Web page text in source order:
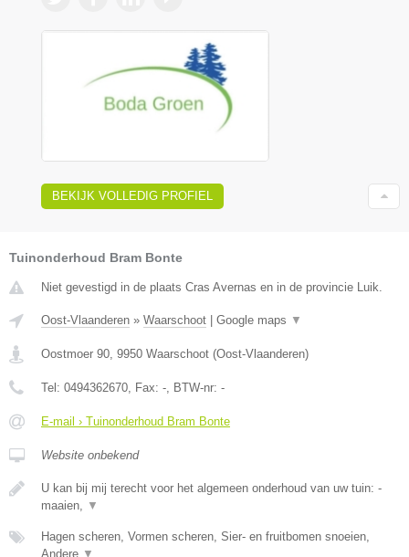
BEKIJK VOLLEDIG PROFIEL
Tuinonderhoud Bram Bonte
Niet gevestigd in de plaats Cras Avernas en in de provincie Luik.
Oost-Vlaanderen » Waarschoot Google maps ▼
Oostmoer 90, 9950 Waarschoot (Oost-Vlaanderen)
Tel: 0494362670, Fax: -, BTW-nr: -
E-mail › Tuinonderhoud Bram Bonte
Website onbekend
U kan bij mij terecht voor het algemeen onderhoud van uw tuin: -
maaien, ▼
Hagen scheren, Vormen scheren, Sier- en fruitbomen snoeien,
Andere ▼